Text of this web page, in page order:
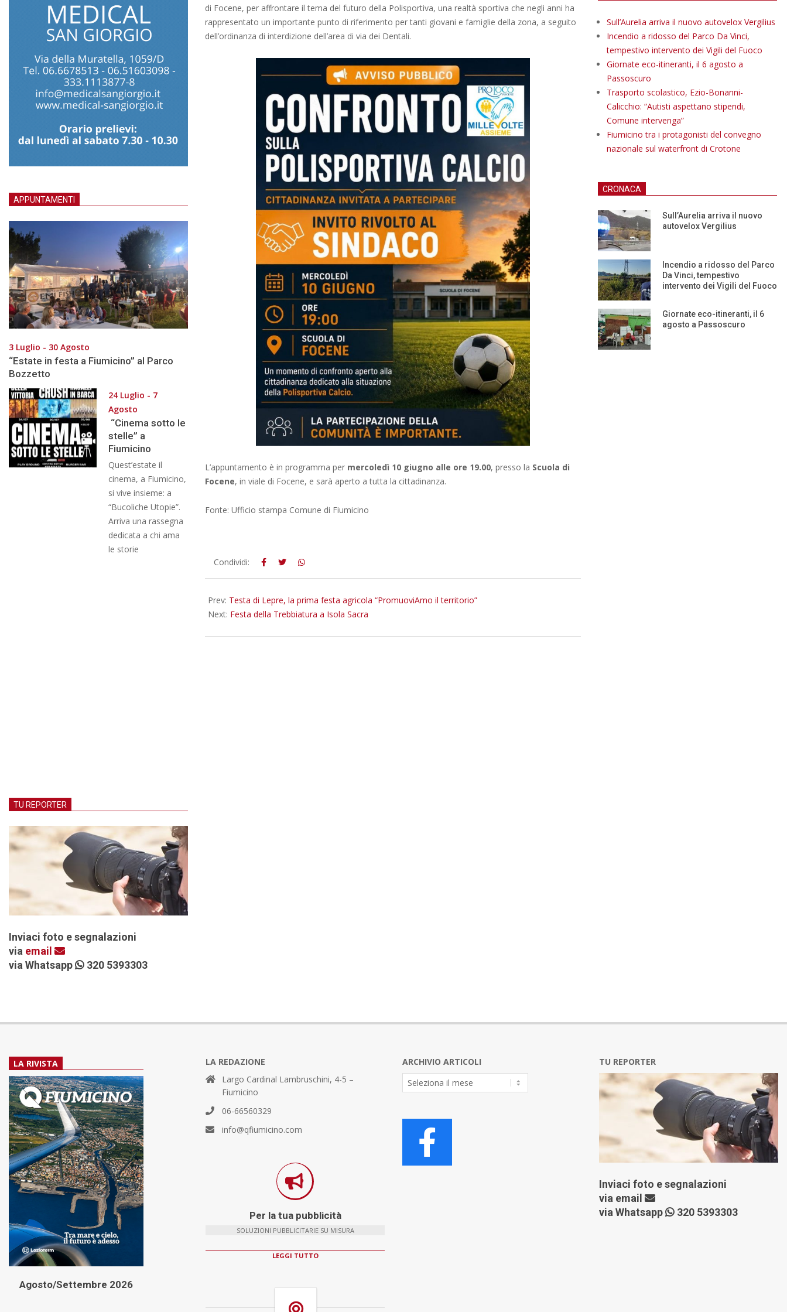
di Focene, per affrontare il tema del futuro della Polisportiva, una realtà sportiva che negli anni ha
rappresentato un importante punto di riferimento per tanti giovani e famiglie della zona, a seguito
dell’ordinanza di interdizione dell’area di via dei Dentali.
L’appuntamento è in programma per mercoledì 10 giugno alle ore 19.00, presso la Scuola di
Focene, in viale di Focene, e sarà aperto a tutta la cittadinanza.
Fonte: Ufficio stampa Comune di Fiumicino
2026-
06-
Condividi:
Prev: Testa di Lepre, la prima festa agricola “PromuoviAmo il territorio”
Next: Festa della Trebbiatura a Isola Sacra
APPUNTAMENTI
3 Luglio - 30 Agosto
“Estate in festa a Fiumicino” al Parco
Bozzetto
24 Luglio - 7
Agosto
“Cinema sotto le
stelle” a
Fiumicino
Quest’estate il
cinema, a Fiumicino,
si vive insieme: a
“Bucoliche Utopie”.
Arriva una rassegna
dedicata a chi ama
le storie
TU REPORTER
Inviaci foto e segnalazioni
via email
via Whatsapp
320 5393303
Sull’Aurelia arriva il nuovo autovelox Vergilius
Incendio a ridosso del Parco Da Vinci,
tempestivo intervento dei Vigili del Fuoco
Giornate eco-itineranti, il 6 agosto a
Passoscuro
Trasporto scolastico, Ezio-Bonanni-
Calicchio: “Autisti aspettano stipendi,
Comune intervenga”
Fiumicino tra i protagonisti del convegno
nazionale sul waterfront di Crotone
CRONACA
Sull’Aurelia arriva il nuovo
autovelox Vergilius
Incendio a ridosso del Parco
Da Vinci, tempestivo
intervento dei Vigili del Fuoco
Giornate eco-itineranti, il 6
agosto a Passoscuro
LA RIVISTA
Agosto/Settembre 2026
LA REDAZIONE
Largo Cardinal Lambruschini, 4-5 –
Fiumicino
06-66560329
info@qfiumicino.com
Per la tua pubblicità
SOLUZIONI PUBBLICITARIE SU MISURA
LEGGI TUTTO
ARCHIVIO ARTICOLI
Archivio
Articoli
TU REPORTER
Inviaci foto e segnalazioni
via email
via Whatsapp
320 5393303